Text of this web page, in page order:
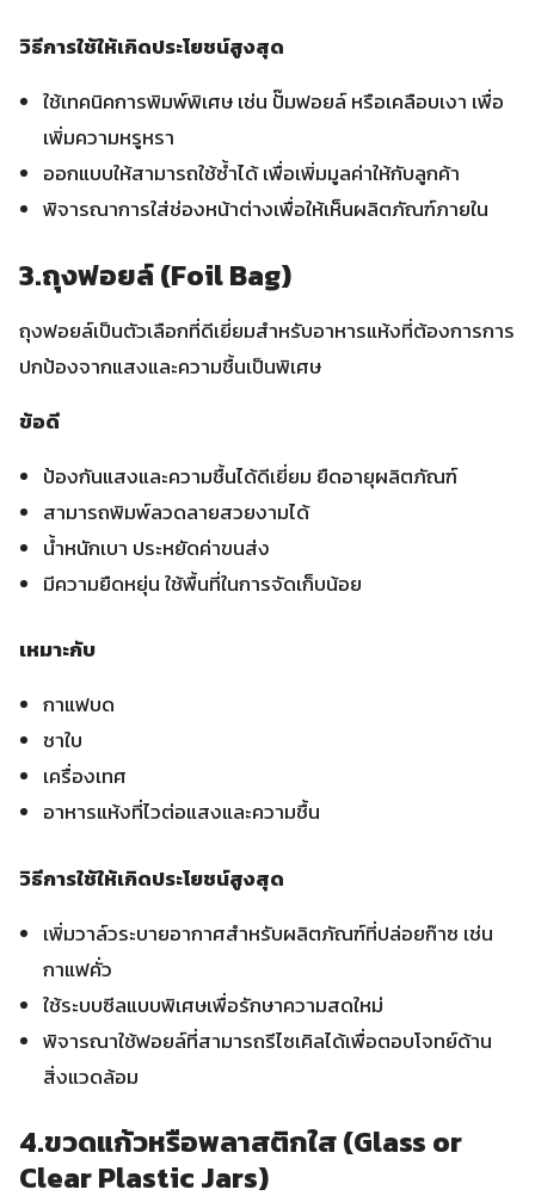
วิธีการใช้ให้เกิดประโยชน์สูงสุด
ใช้เทคนิคการพิมพ์พิเศษ เช่น ปั๊มฟอยล์ หรือเคลือบเงา เพื่อ
เพิ่มความหรูหรา
ออกแบบให้สามารถใช้ซ้ำได้ เพื่อเพิ่มมูลค่าให้กับลูกค้า
พิจารณาการใส่ช่องหน้าต่างเพื่อให้เห็นผลิตภัณฑ์ภายใน
3.ถุงฟอยล์ (Foil Bag)
ถุงฟอยล์เป็นตัวเลือกที่ดีเยี่ยมสำหรับอาหารแห้งที่ต้องการการ
ปกป้องจากแสงและความชื้นเป็นพิเศษ
ข้อดี
ป้องกันแสงและความชื้นได้ดีเยี่ยม ยืดอายุผลิตภัณฑ์
สามารถพิมพ์ลวดลายสวยงามได้
น้ำหนักเบา ประหยัดค่าขนส่ง
มีความยืดหยุ่น ใช้พื้นที่ในการจัดเก็บน้อย
เหมาะกับ
กาแฟบด
ชาใบ
เครื่องเทศ
อาหารแห้งที่ไวต่อแสงและความชื้น
วิธีการใช้ให้เกิดประโยชน์สูงสุด
เพิ่มวาล์วระบายอากาศสำหรับผลิตภัณฑ์ที่ปล่อยก๊าซ เช่น
กาแฟคั่ว
ใช้ระบบซีลแบบพิเศษเพื่อรักษาความสดใหม่
พิจารณาใช้ฟอยล์ที่สามารถรีไซเคิลได้เพื่อตอบโจทย์ด้าน
สิ่งแวดล้อม
4.ขวดแก้วหรือพลาสติกใส (Glass or
Clear Plastic Jars)